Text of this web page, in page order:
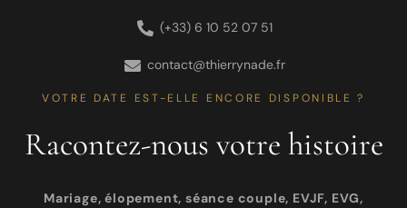
(+33) 6 10 52 07 51
contact@thierrynade.fr
VOTRE DATE EST-ELLE ENCORE DISPONIBLE ?
Racontez-nous votre histoire
Mariage, élopement, séance couple, EVJF, EVG,